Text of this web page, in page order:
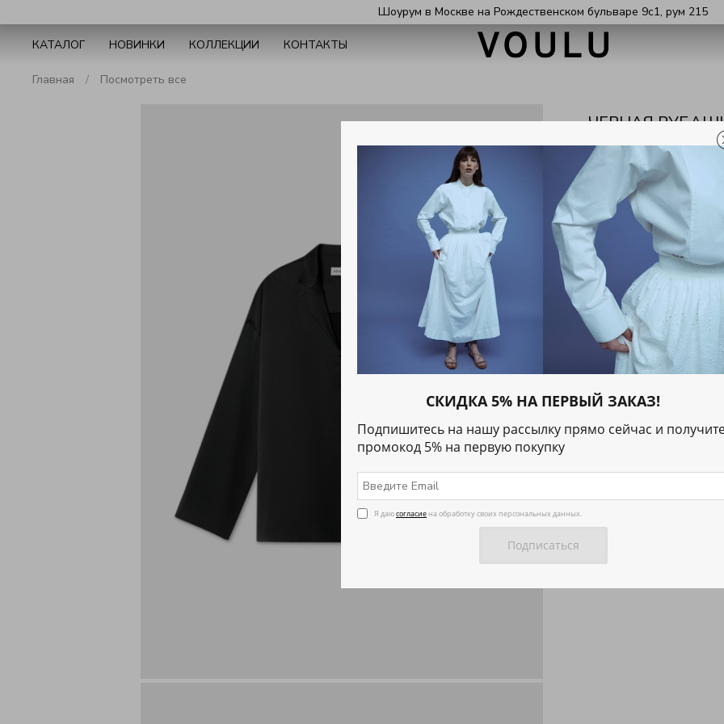
Шоурум в Москве на Рождественском бульваре 9с1, рум 215
КАТАЛОГ НОВИНКИ КОЛЛЕКЦИИ КОНТАКТЫ
Главная Посмотреть все
ЧЕРНАЯ
15 000 ₽
ЦВЕТ:
Выберите размер
ОПИСАНИЕ
ХАРАКТЕРИСТИКИ
СКИДКА 5% НА ПЕРВЫЙ ЗАКАЗ!
Подпишитесь на нашу рассылку прямо сейчас и
промокод 5% на первую покупку
Я даюсогласие на обработку своих персональных данных.